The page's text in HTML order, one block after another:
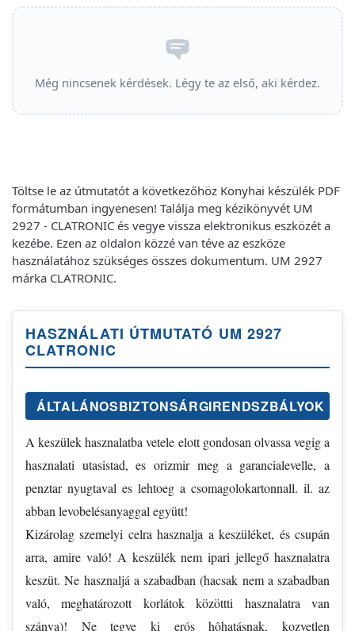
Még nincsenek kérdések. Légy te az első, aki kérdez.
Töltse le az útmutatót a következőhöz Konyhai készülék PDF
formátumban ingyenesen! Találja meg kézikönyvét UM
2927 - CLATRONIC és vegye vissza elektronikus eszközét a
kezébe. Ezen az oldalon közzé van téve az eszköze
használatához szükséges összes dokumentum. UM 2927
márka CLATRONIC.
HASZNÁLATI ÚTMUTATÓ UM 2927
CLATRONIC
ÁLTALÁNOSBIZTONSÁRGIRENDSZBÁLYOK
A keszülek hasznalatba vetele elott gondosan olvassa vegig a
hasznalati utasistad, es orizmir meg a garancialevelle, a
penztar nyugtaval es lehtoeg a csomagolokartonnall. il. az
abban levobelésanyaggal együtt!
Kizárolag szemelyi celra hasznalja a keszüléket, és csupán
arra, amire való! A keszülék nem ipari jellegő hasznalatra
keszüt. Ne hasznaljá a szabadban (hacsak nem a szabadban
való, meghatározott korlátok közöttti hasznalatra van
szánva)! Ne tegye ki erós hôhatásnak, kozvetlen